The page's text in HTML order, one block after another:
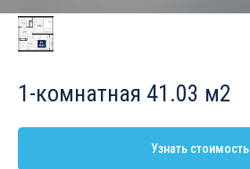
1-комнатная 41.03 м2
Узнать стоимость